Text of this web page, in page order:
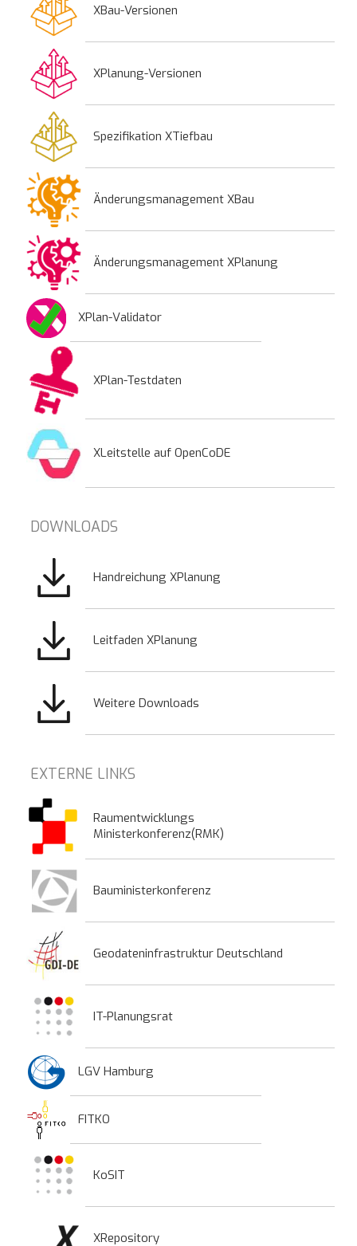
XBau-Versionen
XPlanung-Versionen
Spezifikation XTiefbau
Änderungsmanagement XBau
Änderungsmanagement XPlanung
XPlan-Validator
XPlan-Testdaten
XLeitstelle auf OpenCoDE
DOWNLOADS
Handreichung XPlanung
Leitfaden XPlanung
Weitere Downloads
EXTERNE LINKS
Raumentwicklungs
Ministerkonferenz(RMK)
Bauministerkonferenz
Geodateninfrastruktur Deutschland
IT-Planungsrat
LGV Hamburg
FITKO
KoSIT
XRepository